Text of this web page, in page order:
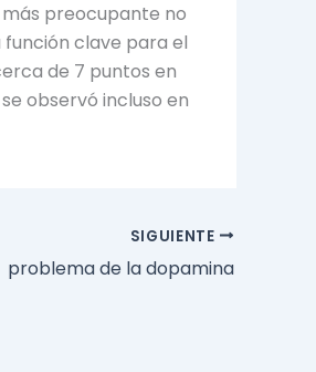
más preocupante no
clave para el
de 7 puntos en
observó incluso en
SIGUIENTE
problema de la dopamina